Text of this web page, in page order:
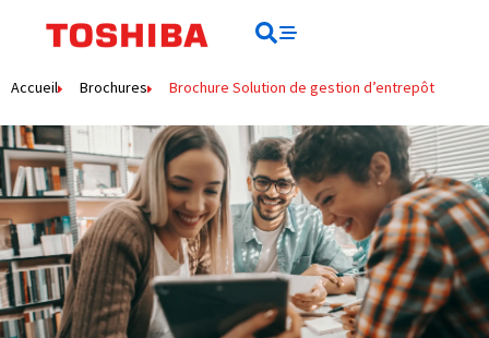
Accueil Brochures Brochure Solution de gestion d’entrepôt